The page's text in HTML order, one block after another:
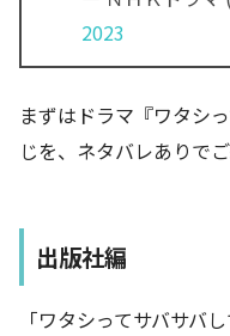
2023
まずはドラマ『ワタシ
じを、ネタバレありで
出版社編
「ワタシってサバサバ